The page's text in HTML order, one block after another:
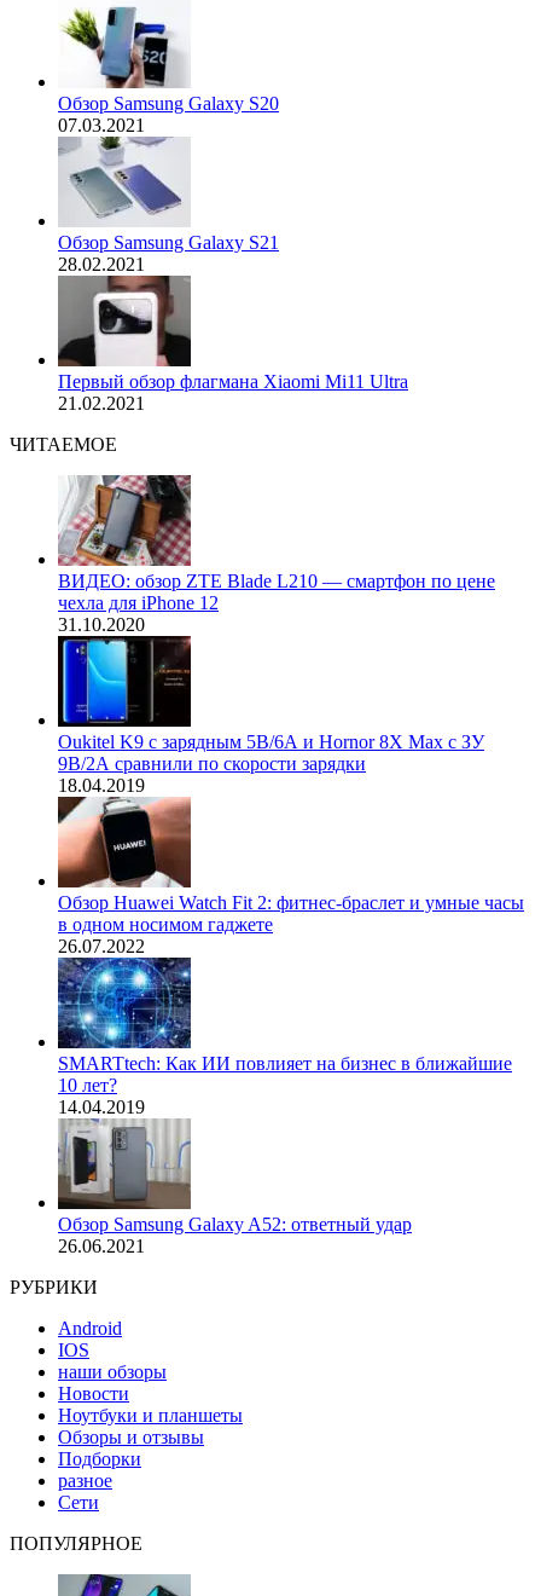
Обзор Samsung Galaxy S20
07.03.2021
Обзор Samsung Galaxy S21
28.02.2021
Первый обзор флагмана Xiaomi Mi11 Ultra
21.02.2021
ЧИТАЕМОЕ
ВИДЕО: обзор ZTE Blade L210 — смартфон по цене
чехла для iPhone 12
31.10.2020
Oukitel K9 с зарядным 5В/6А и Hornor 8X Max с ЗУ
9В/2А сравнили по скорости зарядки
18.04.2019
Обзор Huawei Watch Fit 2: фитнес-браслет и умные часы
в одном носимом гаджете
26.07.2022
SMARTtech: Как ИИ повлияет на бизнес в ближайшие
10 лет?
14.04.2019
Обзор Samsung Galaxy A52: ответный удар
26.06.2021
РУБРИКИ
Android
IOS
наши обзоры
Новости
Ноутбуки и планшеты
Обзоры и отзывы
Подборки
разное
Сети
ПОПУЛЯРНОЕ